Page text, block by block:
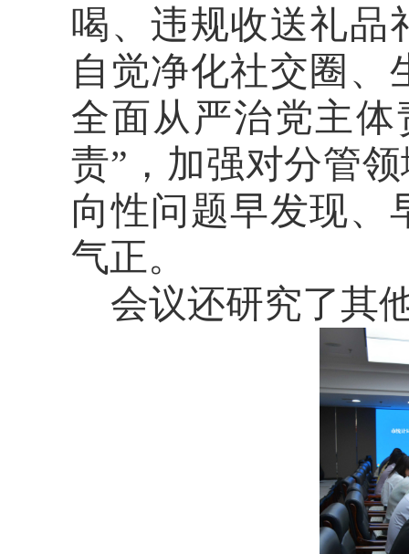
喝、违规收送礼品
自觉净化社交圈、
全面从严治党主
责”，加强对分管
向性问题早发现、
气正。
会议还研究了其